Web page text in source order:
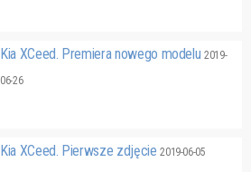
Kia XCeed. Premiera nowego modelu2019-
06-26
Kia XCeed. Pierwsze zdjęcie2019-06-05